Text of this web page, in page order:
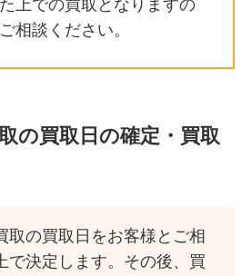
上での買取となりますの
相談ください。
の買取日の確定・買取
取の買取日をお客様とご相
で決定します。その後、買